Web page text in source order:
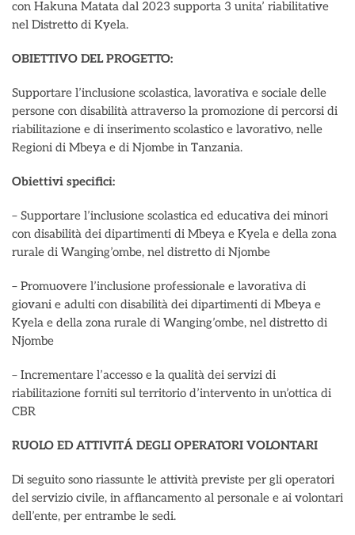
con Hakuna Matata dal 2023 supporta 3 unita’ riabilitative
nel Distretto di Kyela.
OBIETTIVO DEL PROGETTO:
Supportare l’inclusione scolastica, lavorativa e sociale delle
persone con disabilità attraverso la promozione di percorsi di
riabilitazione e di inserimento scolastico e lavorativo, nelle
Regioni di Mbeya e di Njombe in Tanzania.
Obiettivi specifici:
– Supportare l’inclusione scolastica ed educativa dei minori
con disabilità dei dipartimenti di Mbeya e Kyela e della zona
rurale di Wanging’ombe, nel distretto di Njombe
– Promuovere l’inclusione professionale e lavorativa di
giovani e adulti con disabilità dei dipartimenti di Mbeya e
Kyela e della zona rurale di Wanging’ombe, nel distretto di
Njombe
– Incrementare l’accesso e la qualità dei servizi di
riabilitazione forniti sul territorio d’intervento in un’ottica di
CBR
RUOLO ED ATTIVITÁ DEGLI OPERATORI VOLONTARI
Di seguito sono riassunte le attività previste per gli operatori
del servizio civile, in affiancamento al personale e ai volontari
dell’ente, per entrambe le sedi.